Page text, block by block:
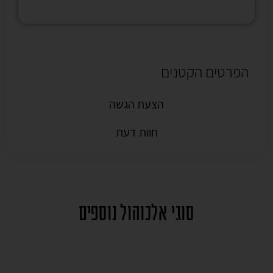
הצעת הגשה
חוות דעת
הפרטים הקטנים
סוגי אלכוהול נוספים